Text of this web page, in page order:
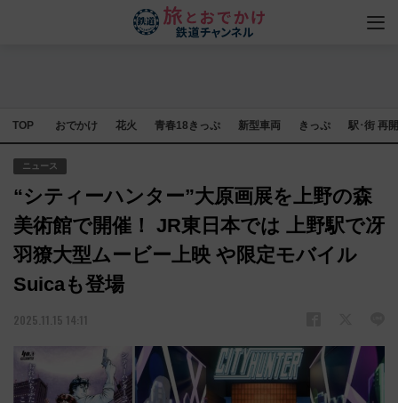
TOP おでかけ 花火 青春18きっぷ 新型車両 きっぷ 駅･街 再
ニュース
“シティーハンター”大原画展を上野の森
美術館で開催！ JR東日本では 上野駅で冴
羽獠大型ムービー上映 や限定モバイル
Suicaも登場
2025.11.15 14:11